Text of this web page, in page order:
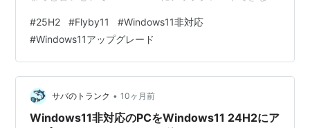
ているだけということ。すごく古いPCなどのアップグレ
ードのサポートをしているわけではない、と、言うかで
きない。 ただ、この情報が役に立つ人もいるかもしれな
いと思い、記事を公開しているだけに過ぎない。 コメン
トや質問を拒否するものではないけれども、私の経験の
中でしか…
#25H2 #Flyby11 #Windows11非対応
#Windows11アップグレード
サバのトランク • 10ヶ月前
Windows11非対応のPCをWindows11 24H2にア